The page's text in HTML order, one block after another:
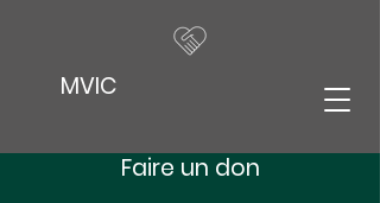
MVIC
Faire un don